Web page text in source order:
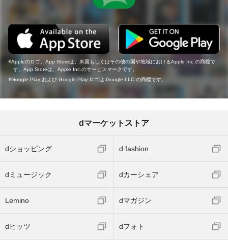
Appleのロゴ、App Storeは、米国もしくはその他の国や地域におけるApple Inc.の商標で
す。App Storeは、Apple Inc.のサービスマークです。
Google Play および Google Play ロゴは Google LLC の商標です。
dマーケットストア
dショッピング d fashion
dミュージック dカーシェア
Lemino dマガジン
dヒッツ dフォト